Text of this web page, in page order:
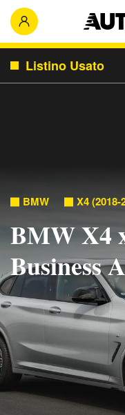
Listino Usato
BMW X4 (2018-
BMW X4
Business